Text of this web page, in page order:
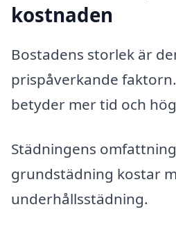
kostnaden
Bostadens storlek är
prispåverkande
betyder mer tid och
Städningens
grundstädning kostar
underhållsstädning.